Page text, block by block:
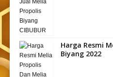
Harga Resmi
Biyang 2022